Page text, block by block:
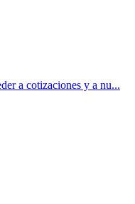
a cotizaciones y a nu...